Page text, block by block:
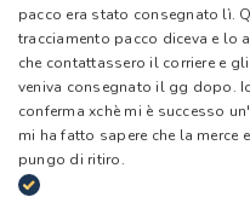
pacco era stato consegnato lì.
tracciamento pacco diceva e lo
che contattassero il corriere e
veniva consegnato il gg dopo.
conferma xchè mi è successo
mi ha fatto sapere che la
pungo di ritiro.